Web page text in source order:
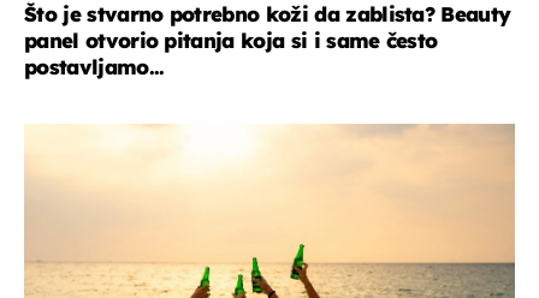
Što je stvarno potrebno koži da zablista? Beauty
panel otvorio pitanja koja si i same često
postavljamo...